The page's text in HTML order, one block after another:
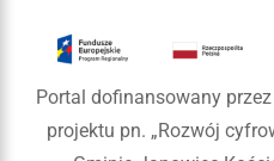
Portal dofinansowany
projektu pn. „Rozwój